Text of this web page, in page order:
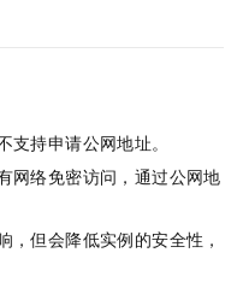
持申请公网地址。
网络免密访问，通过公网地
但会降低实例的安全性，